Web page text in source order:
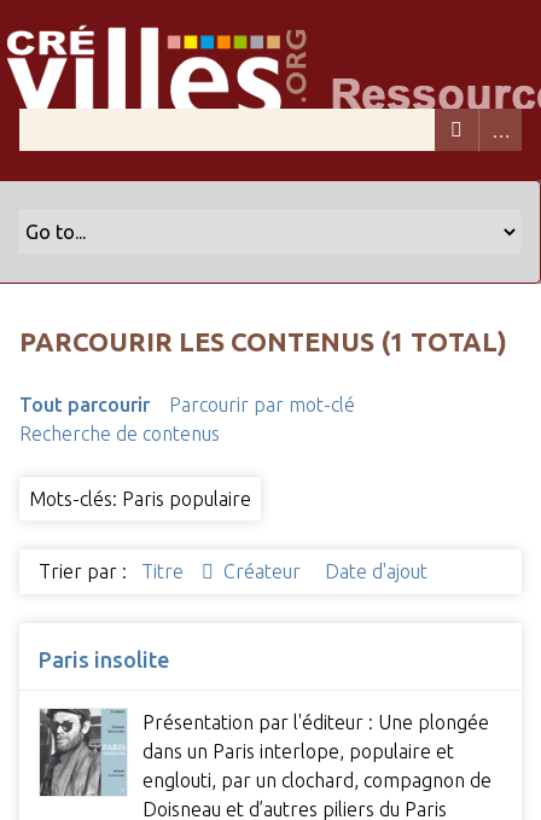
PARCOURIR LES CONTENUS (1 TOTAL)
Tout parcourir
Parcourir par mot-clé
Recherche de contenus
Mots-clés: Paris populaire
Trier par : Titre Créateur Date d'ajout
Paris insolite
Présentation par l'éditeur : Une plongée
dans un Paris interlope, populaire et
englouti, par un clochard, compagnon de
Doisneau et d’autres piliers du Paris